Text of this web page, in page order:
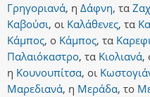
Γρηγοριανά, η Δάφνη, τα
Καβούσι, οι Καλάθενες, τα
Κάμπος, ο Κάμπος, τα
Παλαιόκαστρο, τα Κιολιανά,
η Κουνουπίτσα, οι
Μαρεδιανά, η Μεράδα, το